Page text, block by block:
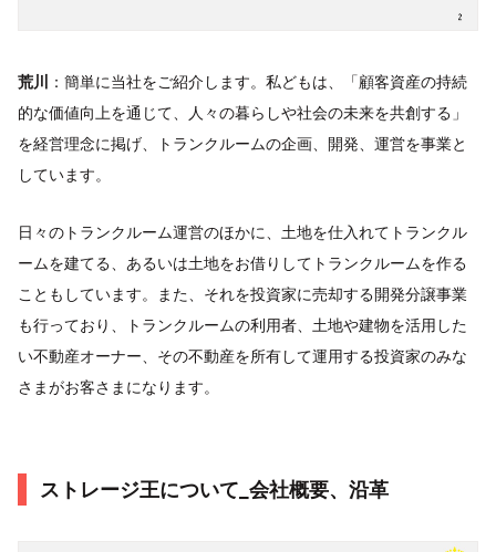
荒川
：簡単に当社をご紹介します。私どもは、「顧客資産の持続
的な価値向上を通じて、人々の暮らしや社会の未来を共創する」
を経営理念に掲げ、トランクルームの企画、開発、運営を事業と
しています。
日々のトランクルーム運営のほかに、土地を仕入れてトランクル
ームを建てる、あるいは土地をお借りしてトランクルームを作る
こともしています。また、それを投資家に売却する開発分譲事業
も行っており、トランクルームの利用者、土地や建物を活用した
い不動産オーナー、その不動産を所有して運用する投資家のみな
さまがお客さまになります。
ストレージ王について_会社概要、沿革